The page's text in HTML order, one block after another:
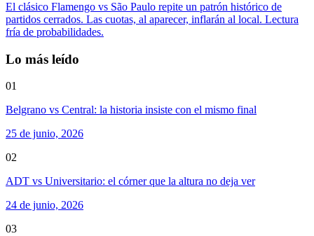
El clásico Flamengo vs São Paulo repite un patrón histórico de
partidos cerrados. Las cuotas, al aparecer, inflarán al local. Lectura
fría de probabilidades.
Lo más leído
01
Belgrano vs Central: la historia insiste con el mismo final
25 de junio, 2026
02
ADT vs Universitario: el córner que la altura no deja ver
24 de junio, 2026
03